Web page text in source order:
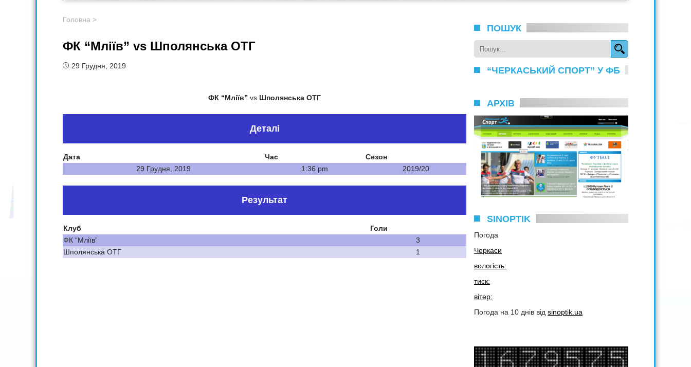
Головна >
ФК “Мліїв” vs Шполянська ОТГ
29 Грудня, 2019
ФК “Мліїв” vs Шполянська ОТГ
Деталі
Дата Час
Сезон
29 Грудня, 2019
1:36 pm 2019/20
Результат
Клуб
Голи
ФК “Мліїв”
3
Шполянська ОТГ
1
ПОШУК
“ЧЕРКАСЬКИЙ СПОРТ” У ФБ
АРХІВ
SINOPTIK
Погода
Черкаси
вологість:
тиск:
вітер:
Погода на 10 днів від sinoptik.ua